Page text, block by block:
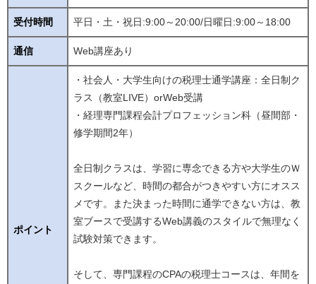
受付時間 平日・土・祝日:9:00～20:00/日曜日:9:00～18:00
通信 Web講座あり
ポイント
・社会人・大学生向けの税理士通学講座：全日制ク
ラス（教室LIVE）orWeb受講
・経理専門課程会計プロフェッション科（昼間部・
修学期間2年）
全日制クラスは、学習に専念できる方や大学生のＷ
スクールなど、時間の都合がつきやすい方にオスス
メです。また決まった時間に通学できない方は、教
室ブースで受講するWeb講義のスタイルで無理なく
試験対策できます。
そして、専門課程のCPAの税理士コースは、年間を